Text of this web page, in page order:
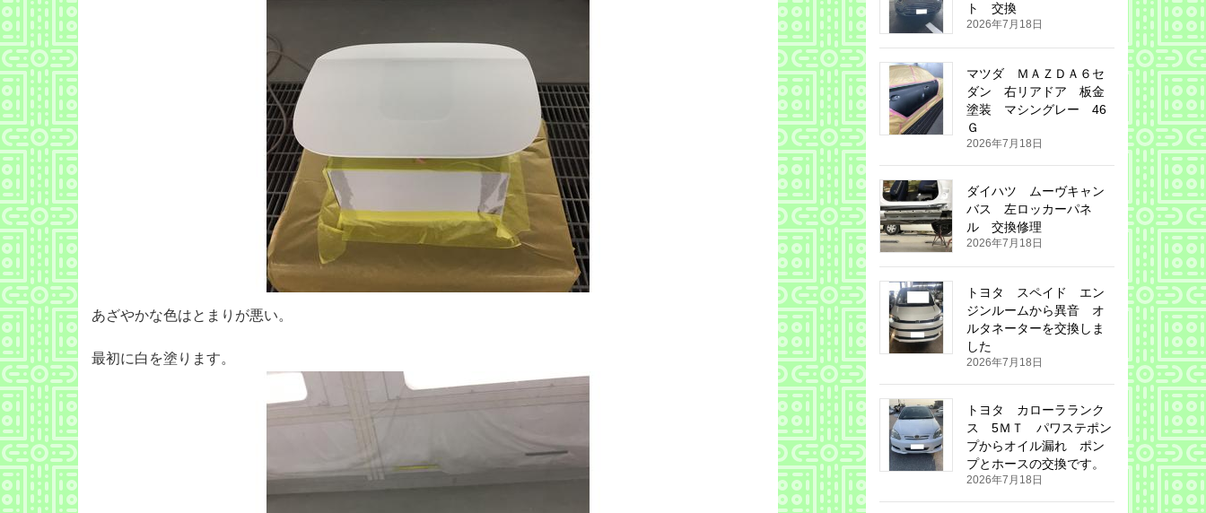
あざやかな色はとまりが悪い。
最初に白を塗ります。
ト 交換
2026年7月18日
マツダ ＭＡＺＤＡ６セ
ダン 右リアドア 板金
塗装 マシングレー 46
Ｇ
2026年7月18日
ダイハツ ムーヴキャン
バス 左ロッカーパネ
ル 交換修理
2026年7月18日
トヨタ スペイド エン
ジンルームから異音 オ
ルタネーターを交換しま
した
2026年7月18日
トヨタ カローラランク
ス 5ＭＴ パワステポン
プからオイル漏れ ポン
プとホースの交換です。
2026年7月18日